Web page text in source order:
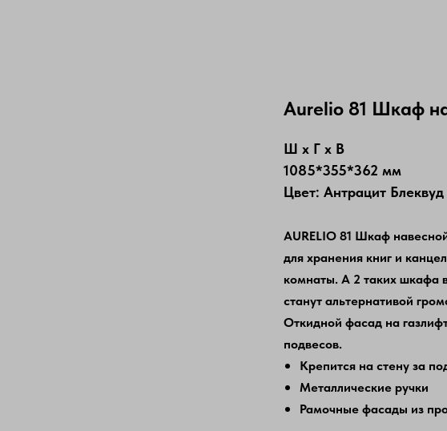
Aureliо 81 Шкаф
Ш х Г х В
1085*355*362 мм
Цвет: Антрацит
AURELIO 81 Шкаф
для хранения книг и
комнаты. А 2 таких шкафа
станут альтернативой
Откидной фасад на
подвесов.
Крепится на стену за
Металлические ручки
Рамочные фасады из